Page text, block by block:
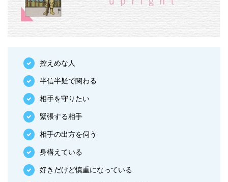
控えめな人
半信半疑で関わる
相手を守りたい
緊張する相手
相手の出方を伺う
身構えている
好きだけど慎重になっている